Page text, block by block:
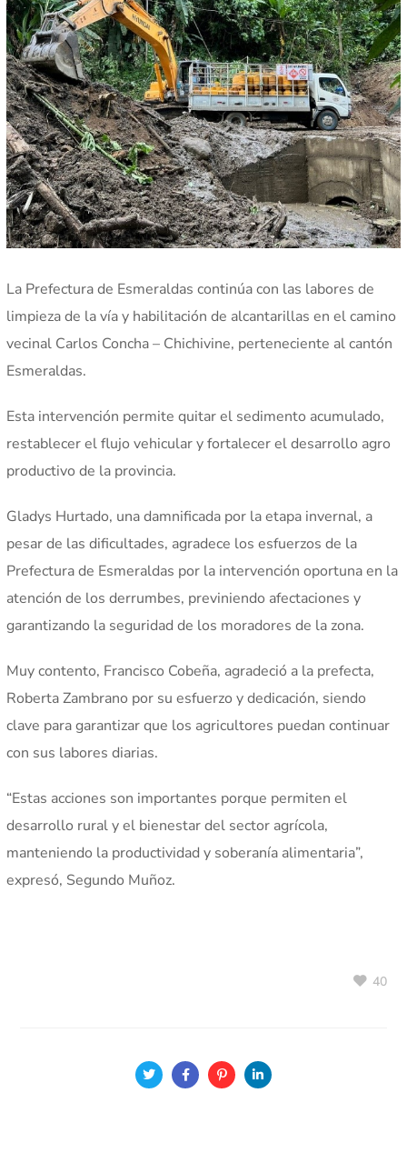
La Prefectura de Esmeraldas continúa con las labores de
limpieza de la vía y habilitación de alcantarillas en el camino
vecinal Carlos Concha – Chichivine, perteneciente al cantón
Esmeraldas.
Esta intervención permite quitar el sedimento acumulado,
restablecer el flujo vehicular y fortalecer el desarrollo agro
productivo de la provincia.
Gladys Hurtado, una damnificada por la etapa invernal, a
pesar de las dificultades, agradece los esfuerzos de la
Prefectura de Esmeraldas por la intervención oportuna en la
atención de los derrumbes, previniendo afectaciones y
garantizando la seguridad de los moradores de la zona.
Muy contento, Francisco Cobeña, agradeció a la prefecta,
Roberta Zambrano por su esfuerzo y dedicación, siendo
clave para garantizar que los agricultores puedan continuar
con sus labores diarias.
“Estas acciones son importantes porque permiten el
desarrollo rural y el bienestar del sector agrícola,
manteniendo la productividad y soberanía alimentaria”,
expresó, Segundo Muñoz.
40